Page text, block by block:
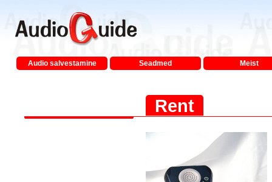
Audio salvestamine Seadmed Meist
Rent